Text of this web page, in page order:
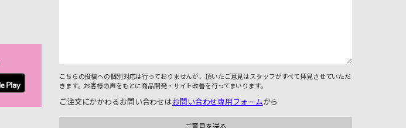
こちらの投稿への個別対応は行っておりませんが、頂いたご意見はスタッフがすべて拝見させていただ
きます。お客様の声をもとに商品開発・サイト改善を行ってまいります。
ご注文にかかわるお問い合わせはお問い合わせ専用フォームから